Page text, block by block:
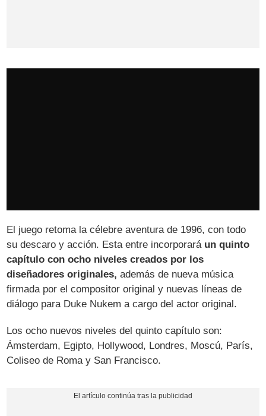
El juego retoma la célebre aventura de 1996, con todo
su descaro y acción. Esta entre incorporará un quinto
capítulo con ocho niveles creados por los
diseñadores originales, además de nueva música
firmada por el compositor original y nuevas líneas de
diálogo para Duke Nukem a cargo del actor original.
Los ocho nuevos niveles del quinto capítulo son:
Ámsterdam, Egipto, Hollywood, Londres, Moscú, París,
Coliseo de Roma y San Francisco.